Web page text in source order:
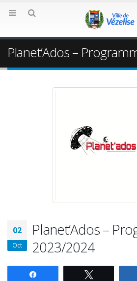
Planet’Ados –
02
Oct
Planet’Ados –
2023/2024